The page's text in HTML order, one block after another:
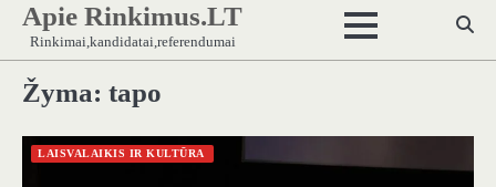
Skip
content
Apie Rinkimus.LT
Rinkimai,kandidatai,referendumai
Žyma: tapo
LAISVALAIKIS IR KULTŪRA